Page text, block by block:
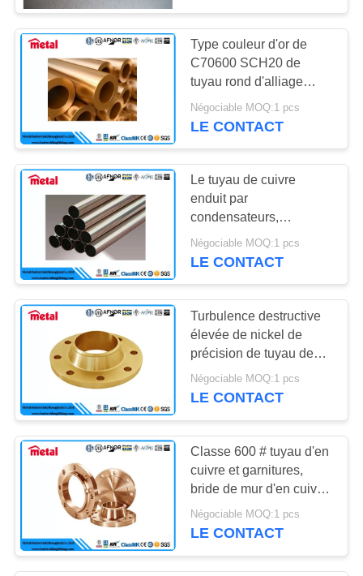
NOUS
NOUVELLES
CAS
PLAN
SITE
PRIVACY
POLICY
Type couleur d'or de
C70600 SCH20 de
tuyau rond d'alliage
cuivre-nickel de tuyau
d'en cuivre de K
Négociable MOQ:1 pcs
LE CONTACT
Le tuyau de cuivre
enduit par
condensateurs,
soumettent à une
contrainte le tuyau de
Négociable MOQ:1 pcs
LE CONTACT
Turbulence destructive
élevée de nickel de
précision de tuyau de
garnitures de bride de
cuivre de cuivre de
Négociable MOQ:1 pcs
LE CONTACT
Classe 600 # tuyau d'en
cuivre et garnitures,
bride de mur d'en cuivre
d'ASME SB466
Négociable MOQ:1 pcs
LE CONTACT